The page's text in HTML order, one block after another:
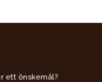
ett önskemål?